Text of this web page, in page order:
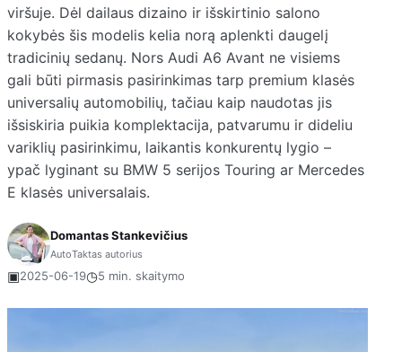
viršuje. Dėl dailaus dizaino ir išskirtinio salono
kokybės šis modelis kelia norą aplenkti daugelį
tradicinių sedanų. Nors Audi A6 Avant ne visiems
gali būti pirmasis pasirinkimas tarp premium klasės
universalių automobilių, tačiau kaip naudotas jis
išsiskiria puikia komplektacija, patvarumu ir dideliu
variklių pasirinkimu, laikantis konkurentų lygio –
ypač lyginant su BMW 5 serijos Touring ar Mercedes
E klasės universalais.
Domantas Stankevičius
AutoTaktas autorius
▣2025-06-19◷5 min. skaitymo